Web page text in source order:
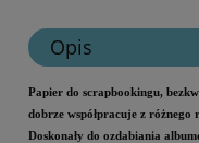
Opis
Papier do scrapbookingu,
dobrze współpracuje z różnego
Doskonały do ozdabiania